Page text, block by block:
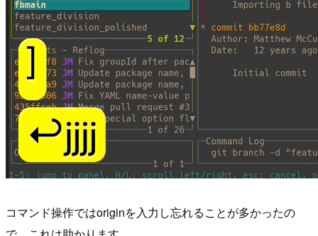
コマンド操作ではoriginを入力し忘れることが多かったの